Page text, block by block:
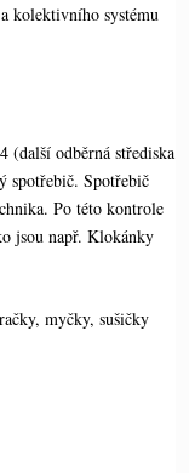
kolektivního systému
(další odběrná střediska
spotřebič. Spotřebič
Po této kontrole
jsou např. Klokánky
myčky, sušičky